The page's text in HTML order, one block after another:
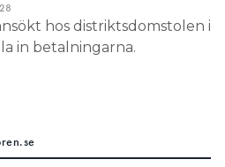
hos distriktsdomstolen i
in betalningarna.